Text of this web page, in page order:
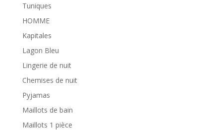
Tuniques
HOMME
Kapitales
Lagon Bleu
Lingerie de nuit
Chemises de nuit
Pyjamas
Maillots de bain
Maillots 1 pièce